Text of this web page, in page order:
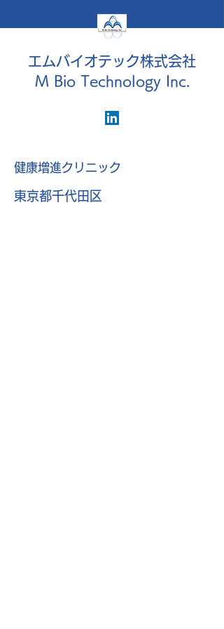
エムバイオテック株式会社
M Bio Technology Inc.
健康増進クリニック
東京都千代田区